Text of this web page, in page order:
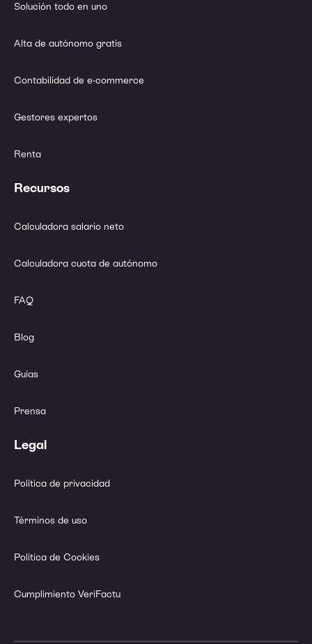
Solución todo en uno
Alta de autónomo gratis
Contabilidad de e-commerce
Gestores expertos
Renta
Recursos
Calculadora salario neto
Calculadora cuota de autónomo
FAQ
Blog
Guías
Prensa
Legal
Política de privacidad
Términos de uso
Política de Cookies
Cumplimiento VeriFactu